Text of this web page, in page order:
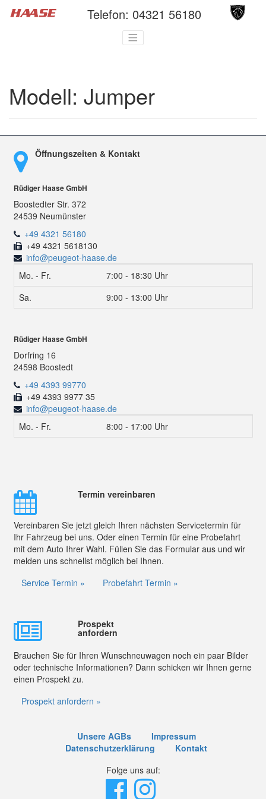
Telefon: 04321 56180
Modell: Jumper
Öffnungszeiten & Kontakt
Rüdiger Haase GmbH
Boostedter Str. 372
24539 Neumünster
+49 4321 56180
+49 4321 5618130
info@peugeot-haase.de
Mo. - Fr.
7:00 - 18:30 Uhr
Sa.
9:00 - 13:00 Uhr
Rüdiger Haase GmbH
Dorfring 16
24598 Boostedt
+49 4393 99770
+49 4393 9977 35
info@peugeot-haase.de
Mo. - Fr.
8:00 - 17:00 Uhr
Termin vereinbaren
Vereinbaren Sie jetzt gleich Ihren nächsten Servicetermin für
Ihr Fahrzeug bei uns. Oder einen Termin für eine Probefahrt
mit dem Auto Ihrer Wahl. Füllen Sie das Formular aus und wir
melden uns schnellst möglich bei Ihnen.
Service Termin »
Probefahrt Termin »
Prospekt
anfordern
Brauchen Sie für Ihren Wunschneuwagen noch ein paar Bilder
oder technische Informationen? Dann schicken wir Ihnen gerne
einen Prospekt zu.
Prospekt anfordern »
Unsere AGBs
Impressum
Datenschutzerklärung
Kontakt
Folge uns auf: